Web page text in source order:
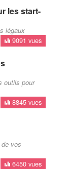
les start-
légaux
9091 vues
outils pour
8845 vues
vos
6450 vues